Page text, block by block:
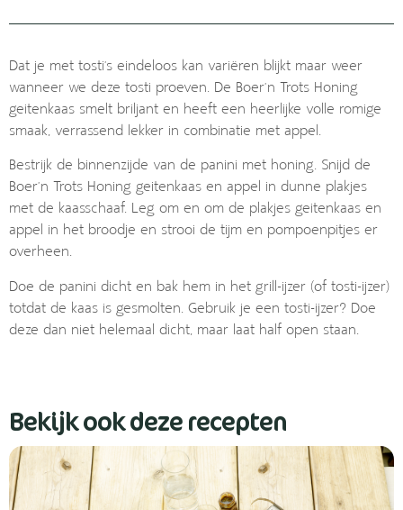
Dat je met tosti’s eindeloos kan variëren blijkt maar weer
wanneer we deze tosti proeven. De Boer’n Trots Honing
geitenkaas smelt briljant en heeft een heerlijke volle romige
smaak, verrassend lekker in combinatie met appel.
Bestrijk de binnenzijde van de panini met honing. Snijd de
Boer’n Trots Honing geitenkaas en appel in dunne plakjes
met de kaasschaaf. Leg om en om de plakjes geitenkaas en
appel in het broodje en strooi de tijm en pompoenpitjes er
overheen.
Doe de panini dicht en bak hem in het grill-ijzer (of tosti-ijzer)
totdat de kaas is gesmolten. Gebruik je een tosti-ijzer? Doe
deze dan niet helemaal dicht, maar laat half open staan.
Bekijk ook deze recepten